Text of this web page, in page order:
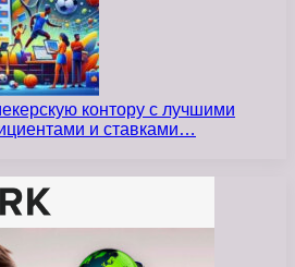
контору с лучшими
и ставками…